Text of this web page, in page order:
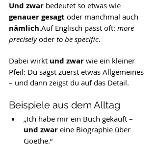
Und zwar bedeutet so etwas wie
genauer gesagt oder manchmal auch
nämlich.Auf Englisch passt oft: more
precisely oder to be specific.
Dabei wirkt und zwar wie ein kleiner
Pfeil: Du sagst zuerst etwas Allgemeines
– und dann zeigst du auf das Detail.
Beispiele aus dem Alltag
„Ich habe mir ein Buch gekauft –
und zwar eine Biographie über
Goethe.“